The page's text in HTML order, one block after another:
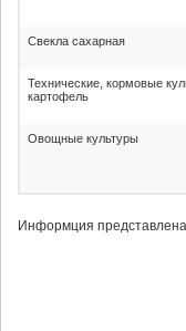
Свекла сахарная
Технические, кормовые
картофель
Овощные культуры
Информция представлена